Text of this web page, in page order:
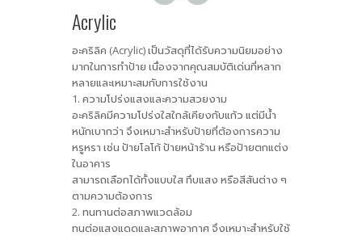
Acrylic
อะคริลิค (Acrylic) เป็นวัสดุที่ได้รับความนิยมอย่าง
มากในการทำป้าย เนื่องจากคุณสมบัติเด่นที่หลาก
หลายและเหมาะสมกับการใช้งาน
1. ความโปร่งแสงและความสวยงาม
อะคริลิคมีความโปร่งใสใกล้เคียงกับแก้ว แต่มีน้ำ
หนักเบากว่า จึงเหมาะสำหรับป้ายที่ต้องการความ
หรูหรา เช่น ป้ายโลโก้ ป้ายหน้าร้าน หรือป้ายตกแต่ง
ในอาคาร
สามารถเลือกได้ทั้งแบบใส ทึบแสง หรือสีสันต่าง ๆ
ตามความต้องการ
2. ทนทานต่อสภาพแวดล้อม
ทนต่อแสงแดดและสภาพอากาศ จึงเหมาะสำหรับใช้